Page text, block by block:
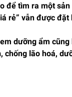
để tìm ra một
rẻ” vẫn được đặt
dưỡng ẩm
chống lão hoá,